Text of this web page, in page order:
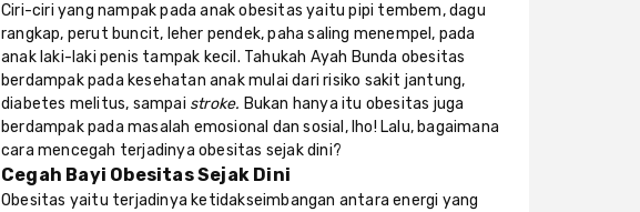
Ciri-ciri yang nampak pada anak obesitas yaitu pipi tembem, dagu
rangkap, perut buncit, leher pendek, paha saling menempel, pada
anak laki-laki penis tampak kecil. Tahukah Ayah Bunda obesitas
berdampak pada kesehatan anak mulai dari risiko sakit jantung,
diabetes melitus, sampai stroke. Bukan hanya itu obesitas juga
berdampak pada masalah emosional dan sosial, lho! Lalu, bagaimana
cara mencegah terjadinya obesitas sejak dini?
Cegah Bayi Obesitas Sejak Dini
Obesitas yaitu terjadinya ketidakseimbangan antara energi yang